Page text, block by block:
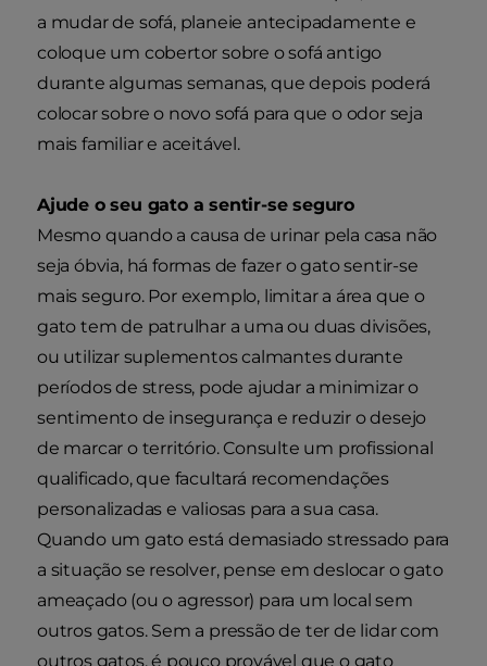
a mudar de sofá, planeie antecipadamente e
coloque um cobertor sobre o sofá antigo
durante algumas semanas, que depois poderá
colocar sobre o novo sofá para que o odor seja
mais familiar e aceitável.
Ajude o seu gato a sentir-se seguro
Mesmo quando a causa de urinar pela casa não
seja óbvia, há formas de fazer o gato sentir-se
mais seguro. Por exemplo, limitar a área que o
gato tem de patrulhar a uma ou duas divisões,
ou utilizar suplementos calmantes durante
períodos de stress, pode ajudar a minimizar o
sentimento de insegurança e reduzir o desejo
de marcar o território. Consulte um profissional
qualificado, que facultará recomendações
personalizadas e valiosas para a sua casa.
Quando um gato está demasiado stressado para
a situação se resolver, pense em deslocar o gato
ameaçado (ou o agressor) para um local sem
outros gatos. Sem a pressão de ter de lidar com
outros gatos, é pouco provável que o gato